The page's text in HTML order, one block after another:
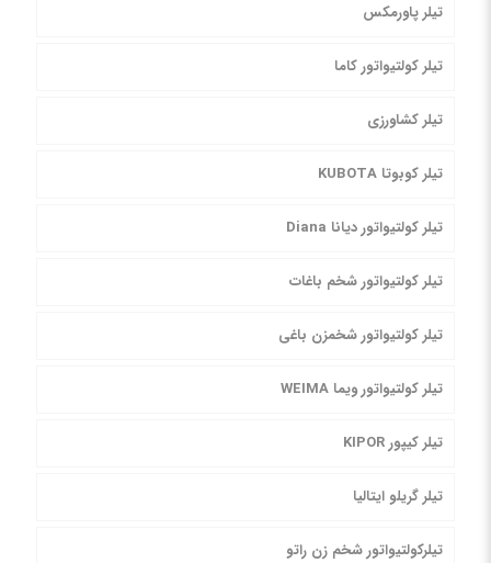
تیلر پاورمکس
تیلر کولتیواتور کاما
تیلر کشاورزی
تیلر کوبوتا KUBOTA
تیلر کولتیواتور دیانا Diana
تیلر کولتیواتور شخم باغات
تیلر کولتیواتور شخمزن باغی
تیلر کولتیواتور ویما WEIMA
تیلر کیپور KIPOR
تیلر گریلو ایتالیا
تیلرکولتیواتور شخم زن راتو